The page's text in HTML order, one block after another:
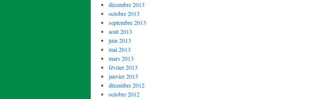
décembre 2013
octobre 2013
septembre 2013
août 2013
juin 2013
mai 2013
mars 2013
février 2013
janvier 2013
décembre 2012
octobre 2012